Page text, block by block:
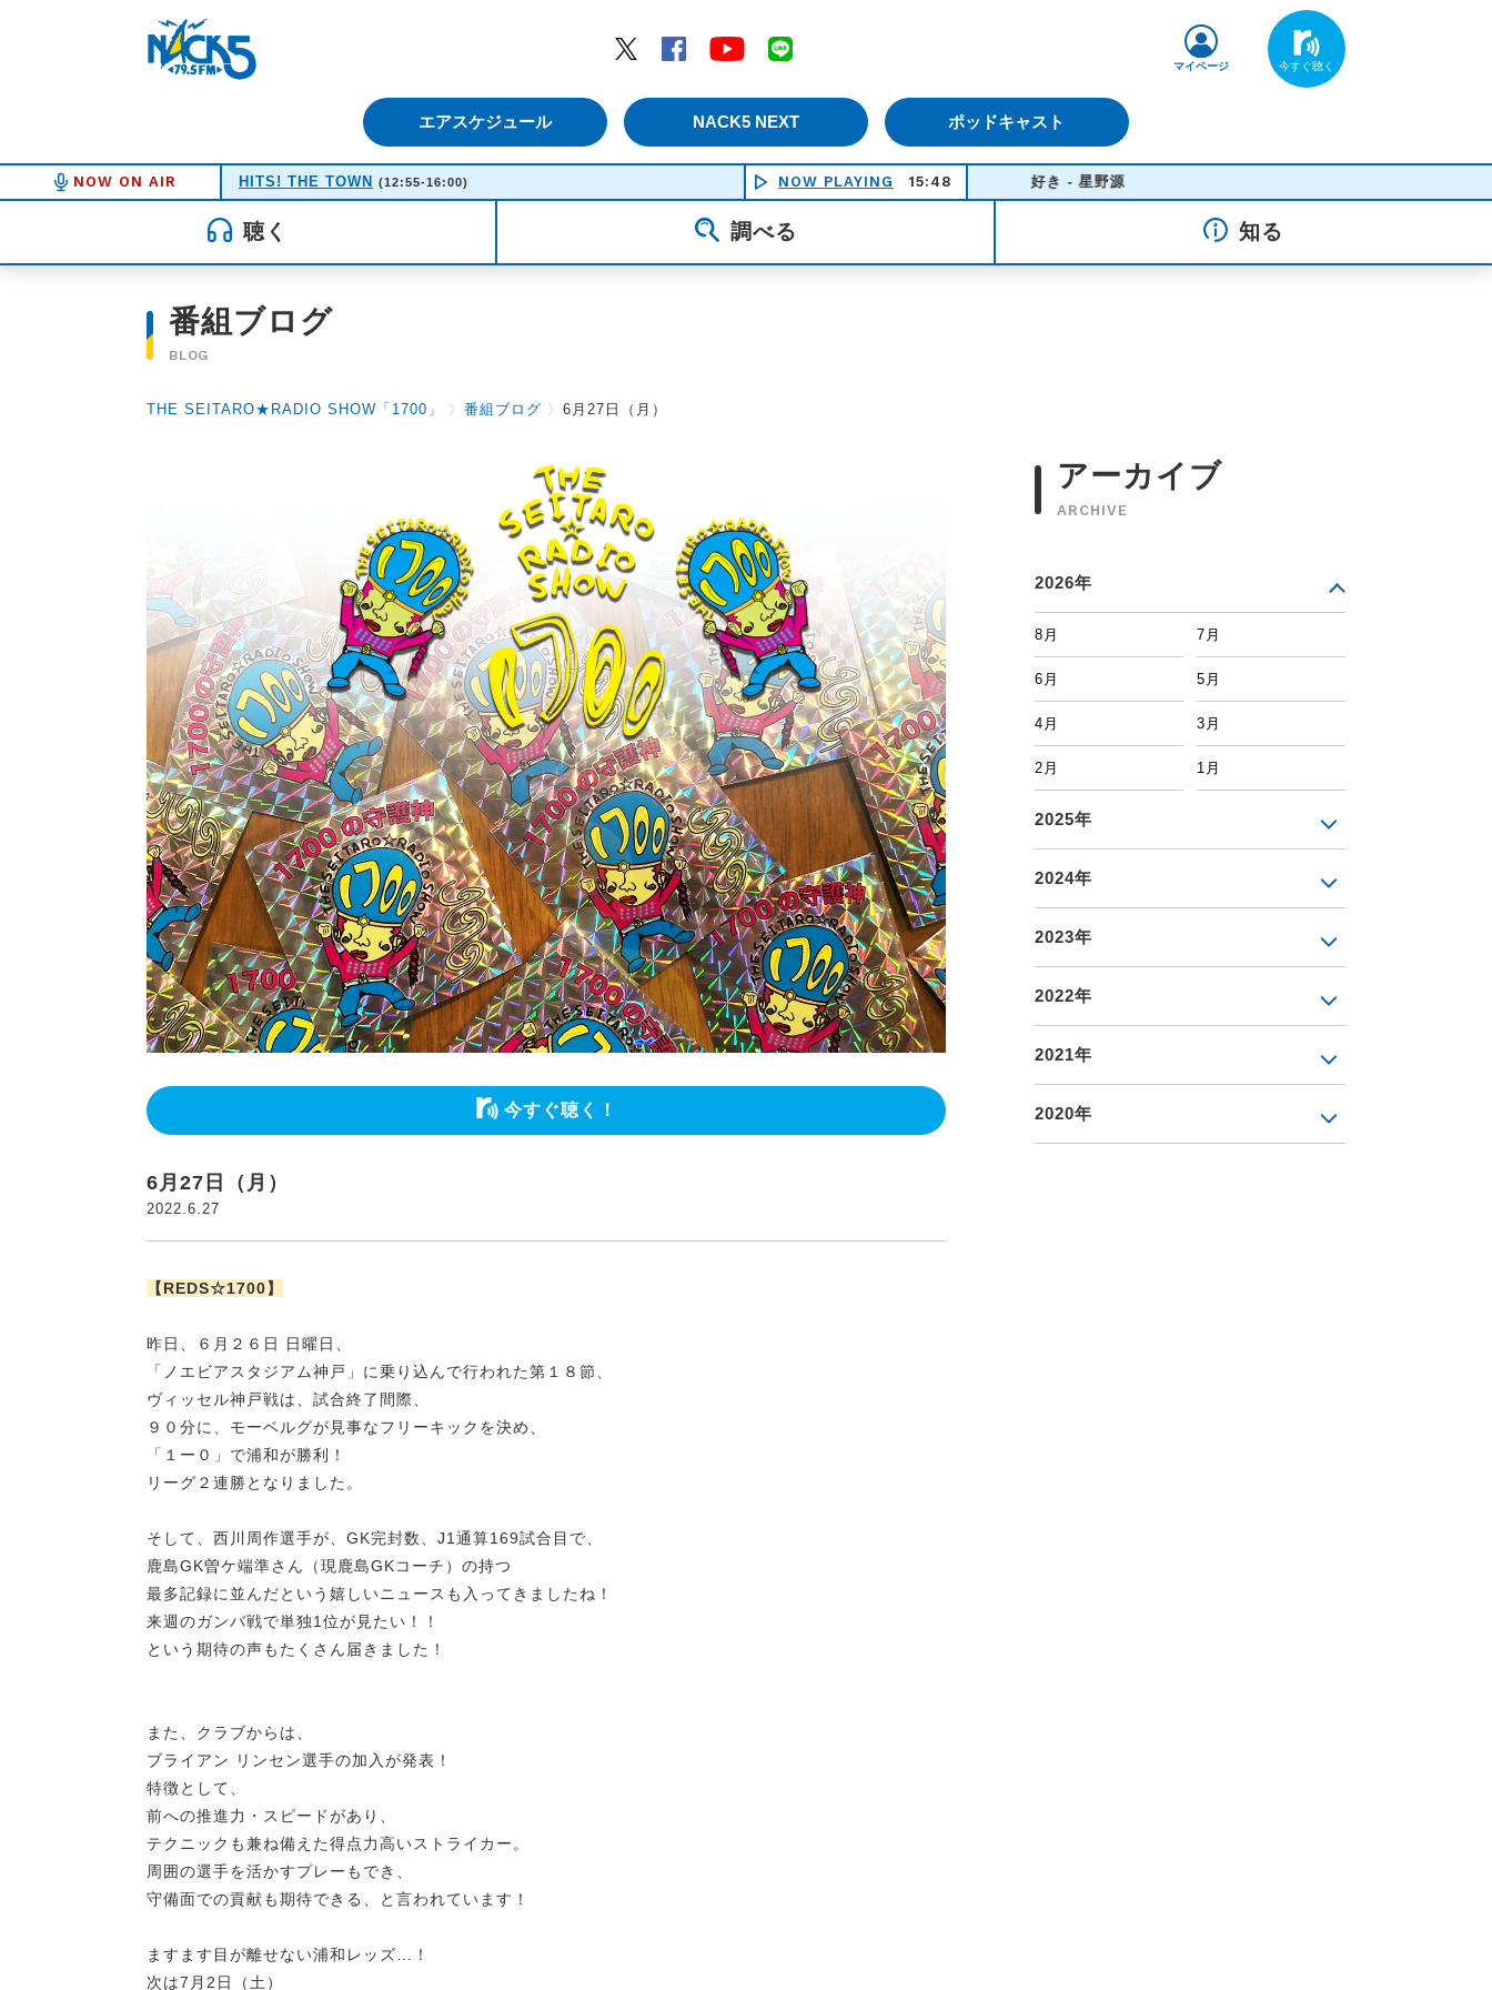
Twitter
Facebook YouTube
エアスケジュール NACK5 NEXT ポッドキャスト
マイページ
NOW ON AIR HITS! THE TOWN (12:55-16:00) NOW PLAYING 15:48 好き - 星野源
聴く 調べる 知る
番組ブログ
BLOG
THE SEITARO★RADIO SHOW「1700」 〉 番組ブログ 〉 6月27日（月）
今すぐ聴く！
6月27日（月）
2022.6.27
【REDS☆1700】
昨日、６月２６日 日曜日、
「ノエビアスタジアム神戸」に乗り込んで行われた第１８節、
ヴィッセル神戸戦は、試合終了間際、
９０分に、モーベルグが見事なフリーキックを決め、
「１ー０」で浦和が勝利！
リーグ２連勝となりました。
そして、西川周作選手が、GK完封数、J1通算169試合目で、
鹿島GK曽ケ端準さん（現鹿島GKコーチ）の持つ
最多記録に並んだという嬉しいニュースも入ってきましたね！
来週のガンバ戦で単独1位が見たい！！
という期待の声もたくさん届きました！
また、クラブからは、
ブライアン リンセン選手の加入が発表！
特徴として、
前への推進力・スピードがあり、
テクニックも兼ね備えた得点力高いストライカー。
周囲の選手を活かすプレーもでき、
守備面での貢献も期待できる、と言われています！
ますます目が離せない浦和レッズ…！
次は7月2日（土）
アーカイブ
ARCHIVE
2026年
8月 7月
6月 5月
4月 3月
2月 1月
2025年
2024年
2023年
2022年
2021年
2020年